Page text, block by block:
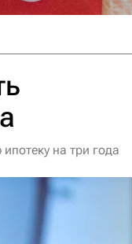
на три года